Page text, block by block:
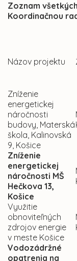
Zoznam
Koordinačnou
Názov projektu
Zníženie
energetickej
náročnosti
budovy, Materská
škola, Kalinovská
9, Košice
Zníženie
energetickej
náročnosti MŠ
Hečkova 13,
Košice
Využitie
obnoviteľných
zdrojov energie
v meste Košice
Vodozádržné
opatrenia na